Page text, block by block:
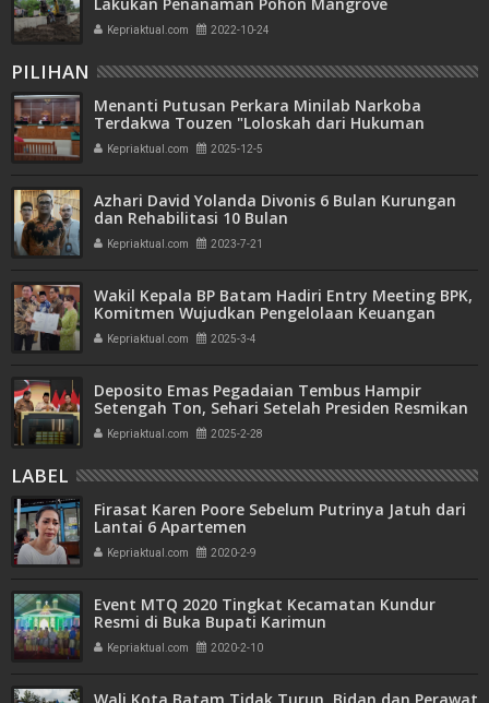
Kepriaktual.com 2022-10-24
PILIHAN
Menanti Putusan Perkara Minilab Narkoba
Terdakwa Touzen "Loloskah dari Hukuman
Seumur Hidup atau Mati"
Kepriaktual.com 2025-12-5
Azhari David Yolanda Divonis 6 Bulan Kurungan
dan Rehabilitasi 10 Bulan
Kepriaktual.com 2023-7-21
Wakil Kepala BP Batam Hadiri Entry Meeting BPK,
Komitmen Wujudkan Pengelolaan Keuangan
Transparan dan Akuntabel
Kepriaktual.com 2025-3-4
Deposito Emas Pegadaian Tembus Hampir
Setengah Ton, Sehari Setelah Presiden Resmikan
Bank Emas
Kepriaktual.com 2025-2-28
LABEL
Firasat Karen Poore Sebelum Putrinya Jatuh dari
Lantai 6 Apartemen
Kepriaktual.com 2020-2-9
Event MTQ 2020 Tingkat Kecamatan Kundur
Resmi di Buka Bupati Karimun
Kepriaktual.com 2020-2-10
Wali Kota Batam Tidak Turun, Bidan dan Perawat